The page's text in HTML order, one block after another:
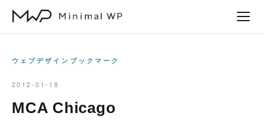
ウェブデザインブックマーク
2012-01-18
MCA Chicago